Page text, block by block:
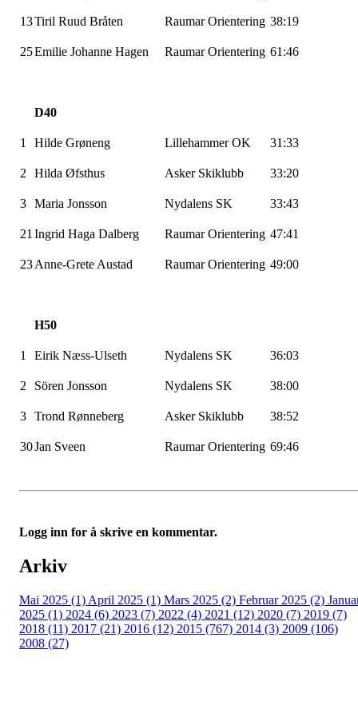
13Tiril Ruud Bråten RaumarOrientering 38:19
25Emilie Johanne Hagen RaumarOrientering 61:46
D40
1 Hilde Grøneng Lillehammer OK 31:33
2 Hilda Øfsthus Asker Skiklubb 33:20
3 Maria Jonsson Nydalens SK 33:43
21 Ingrid Haga Dalberg RaumarOrientering 47:41
23Anne-Grete Austad RaumarOrientering 49:00
H50
1 Eirik Næss-Ulseth Nydalens SK 36:03
2 Sören Jonsson Nydalens SK 38:00
3 Trond Rønneberg Asker Skiklubb 38:52
30Jan Sveen RaumarOrientering 69:46
Logg inn for å skrive en kommentar.
Arkiv
Mai 2025 (1) April 2025 (1) Mars 2025 (2) Februar 2025 (2)
2025 (1) 2024 (6) 2023 (7) 2022 (4) 2021 (12) 2020 (7) 2019 (7)
2018 (11) 2017 (21) 2016 (12) 2015 (767) 2014 (3) 2009 (106)
2008 (27)